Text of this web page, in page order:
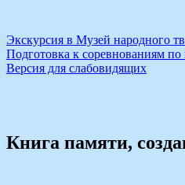
Навигация
по
Экскурсия в Музей народного
Подготовка к соревнованиям
Версия для слабовидящих
Книга памяти,